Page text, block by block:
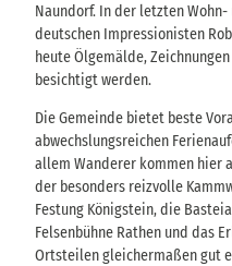
Naundorf. In der letzten
deutschen Impressionisten
heute Ölgemälde,
besichtigt werden.
Die Gemeinde bietet beste
abwechslungsreichen
allem Wanderer kommen hier
der besonders reizvolle
Festung Königstein, die
Felsenbühne Rathen und das
Ortsteilen gleichermaßen gut